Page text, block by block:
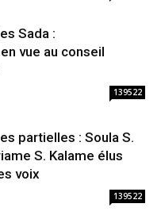
Sada :
vue au conseil
139522
partielles : Soula S.
S. Kalame élus
voix
139522